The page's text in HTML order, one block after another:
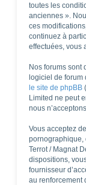
toutes les
anciennes ».
ces
continuez à
effectuées, vous
Nos forums sont
logiciel de
le site de phpBB
Limited ne peut
nous
Vous acceptez
pornographique,
Terrot / Magnat
dispositions,
fournisseur
au renforcement